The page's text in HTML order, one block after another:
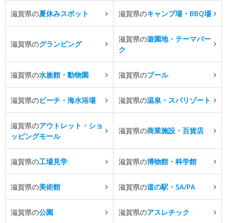
滋賀県の夏休みスポット 滋賀県のキャンプ場・BBQ場
滋賀県のグランピング
滋賀県の遊園地・テーマパー
ク
滋賀県の水族館・動物園 滋賀県のプール
滋賀県のビーチ・海水浴場 滋賀県の温泉・スパリゾート
滋賀県のアウトレット・ショ
ッピングモール
滋賀県の商業施設・百貨店
滋賀県の工場見学 滋賀県の博物館・科学館
滋賀県の美術館 滋賀県の道の駅・SA/PA
滋賀県の公園 滋賀県のアスレチック